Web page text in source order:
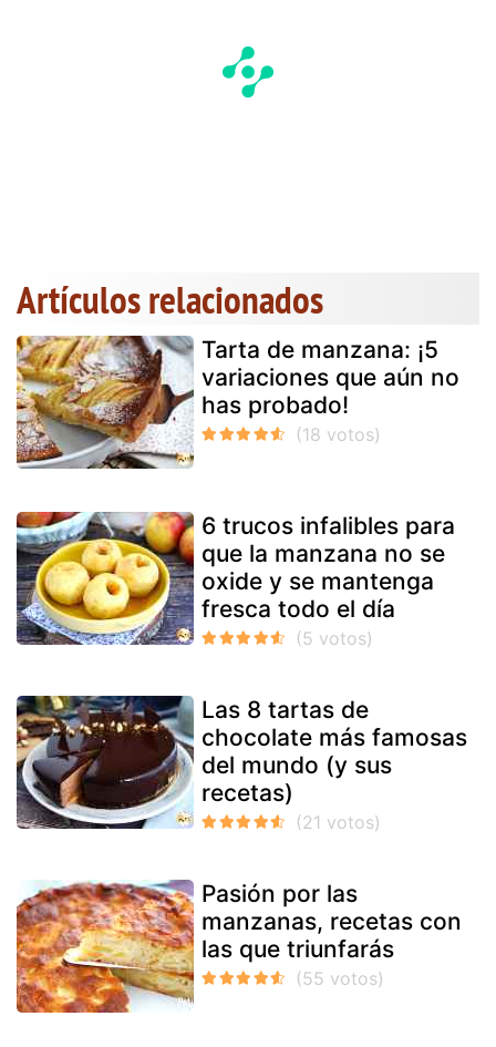
Artículos relacionados
Tarta de manzana: ¡5
variaciones que aún no
has probado!
6 trucos infalibles para
que la manzana no se
oxide y se mantenga
fresca todo el día
Las 8 tartas de
chocolate más famosas
del mundo (y sus
recetas)
Pasión por las
manzanas, recetas con
las que triunfarás